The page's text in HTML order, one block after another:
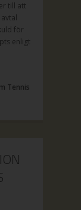
till att
för
enligt
Tennis